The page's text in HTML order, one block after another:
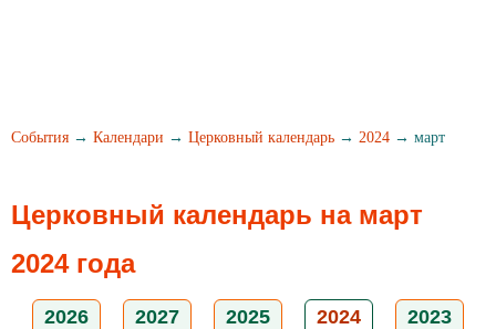
События → Календари → Церковный календарь → 2024 → март
Церковный календарь на март
2024 года
2026 2027 2025 2024 2023